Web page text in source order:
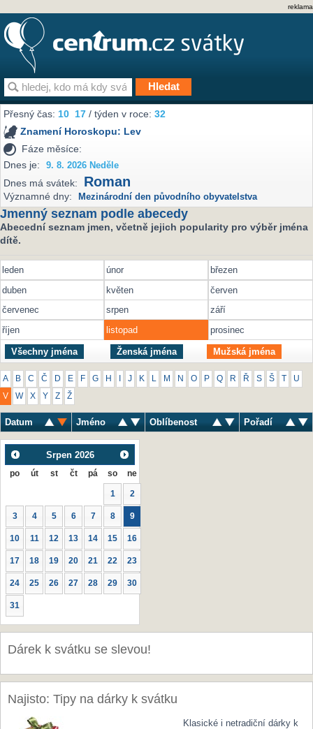
reklama
Přesný čas:10 17 / týden v roce:32
Znamení Horoskopu: Lev
Fáze měsíce:
Dnes je:
9. 8. 2026 Neděle
Dnes má svátek: Roman
Významné dny: Mezinárodní den původního obyvatelstva
Jmenný seznam podle abecedy
Abecední seznam jmen, včetně jejich popularity pro výběr jména
dítě.
leden únor
březen
duben
květen
červen
červenec
srpen
září
říjen
listopad prosinec
Všechny jména Ženská jména Mužská jména
A B C Č D E F G H J K M N O P Q R Ř S Š U
V W X Y Z Ž
Datum Jméno Oblíbenost Pořadí
Srpen 2026
po út st čt pá so ne
1 2
3 4 5 6 7 8 9
10 11 12 13 14 15 16
17 18 19 20 21 22 23
24 25 26 27 28 29 30
31
Dárek k svátku se slevou!
Najisto: Tipy na dárky k svátku
Klasické i netradiční dárky k